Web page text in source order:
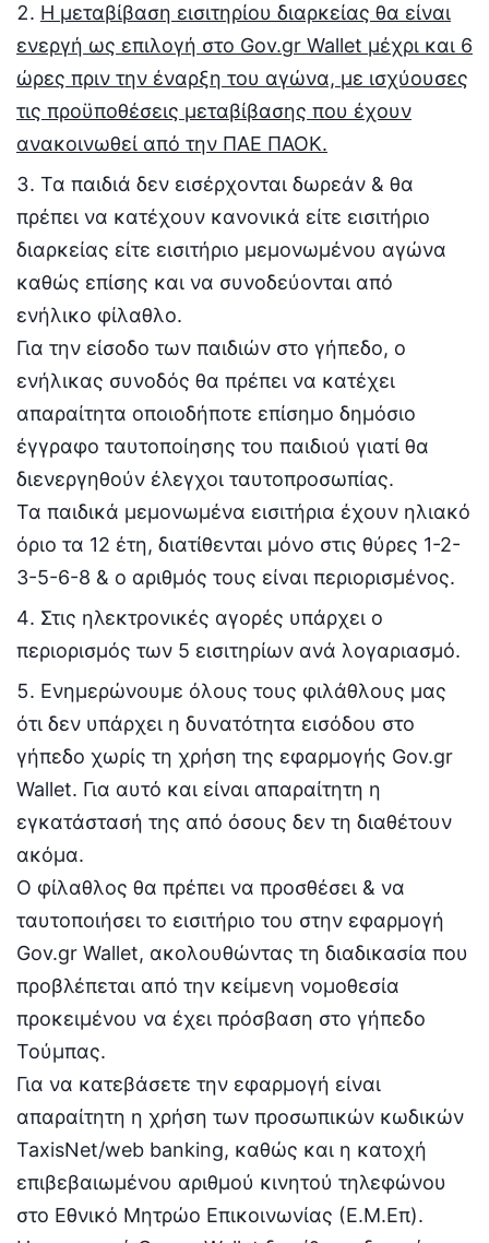
Η μεταβίβαση εισιτηρίου διαρκείας θα είναι
ενεργή ως επιλογή στο Gov.gr Wallet μέχρι και 6
ώρες πριν την έναρξη του αγώνα, με ισχύουσες
τις προϋποθέσεις μεταβίβασης που έχουν
ανακοινωθεί από την ΠΑΕ ΠΑΟΚ.
Τα παιδιά δεν εισέρχονται δωρεάν & θα
πρέπει να κατέχουν κανονικά είτε εισιτήριο
διαρκείας είτε εισιτήριο μεμονωμένου αγώνα
καθώς επίσης και να συνοδεύονται από
ενήλικο φίλαθλο.
Για την είσοδο των παιδιών στο γήπεδο, ο
ενήλικας συνοδός θα πρέπει να κατέχει
απαραίτητα οποιοδήποτε επίσημο δημόσιο
έγγραφο ταυτοποίησης του παιδιού γιατί θα
διενεργηθούν έλεγχοι ταυτοπροσωπίας.
Τα παιδικά μεμονωμένα εισιτήρια έχουν ηλιακό
όριο τα 12 έτη, διατίθενται μόνο στις θύρες 1-2-
3-5-6-8 & ο αριθμός τους είναι περιορισμένος.
Στις ηλεκτρονικές αγορές υπάρχει ο
περιορισμός των 5 εισιτηρίων ανά λογαριασμό.
Ενημερώνουμε όλους τους φιλάθλους μας
ότι δεν υπάρχει η δυνατότητα εισόδου στο
γήπεδο χωρίς τη χρήση της εφαρμογής Gov.gr
Wallet. Για αυτό και είναι απαραίτητη η
εγκατάστασή της από όσους δεν τη διαθέτουν
ακόμα.
Ο φίλαθλος θα πρέπει να προσθέσει & να
ταυτοποιήσει το εισιτήριο του στην εφαρμογή
Gov.gr Wallet, ακολουθώντας τη διαδικασία που
προβλέπεται από την κείμενη νομοθεσία
προκειμένου να έχει πρόσβαση στο γήπεδο
Τούμπας.
Για να κατεβάσετε την εφαρμογή είναι
απαραίτητη η χρήση των προσωπικών κωδικών
TaxisNet/web banking, καθώς και η κατοχή
επιβεβαιωμένου αριθμού κινητού τηλεφώνου
στο Εθνικό Μητρώο Επικοινωνίας (Ε.Μ.Επ).